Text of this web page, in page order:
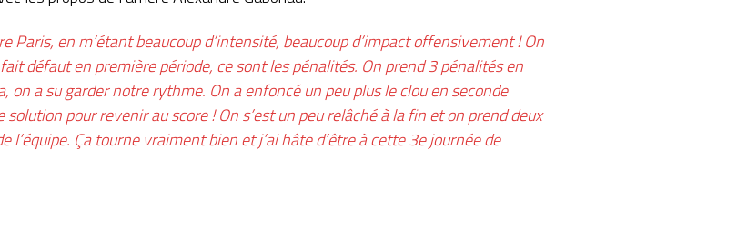
Paris, en m’étant beaucoup d’intensité, beaucoup d’impact offensivement ! On
défaut en première période, ce sont les pénalités. On prend 3 pénalités en
on a su garder notre rythme. On a enfoncé un peu plus le clou en seconde
pour revenir au score ! On s’est un peu relâché à la fin et on prend deux
Ça tourne vraiment bien et j’ai hâte d’être à cette 3e journée de